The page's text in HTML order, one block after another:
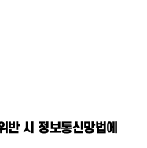
시 정보통신망법에